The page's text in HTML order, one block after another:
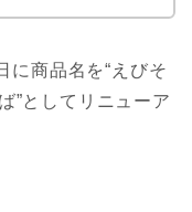
に商品名を“えびそ
”としてリニューア